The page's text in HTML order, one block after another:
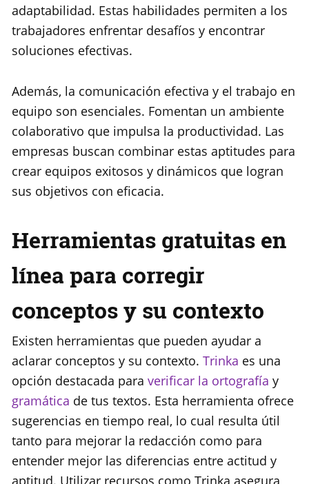
adaptabilidad. Estas habilidades permiten a los
trabajadores enfrentar desafíos y encontrar
soluciones efectivas.
Además, la comunicación efectiva y el trabajo en
equipo son esenciales. Fomentan un ambiente
colaborativo que impulsa la productividad. Las
empresas buscan combinar estas aptitudes para
crear equipos exitosos y dinámicos que logran
sus objetivos con eficacia.
Herramientas gratuitas en
línea para corregir
conceptos y su contexto
Existen herramientas que pueden ayudar a
aclarar conceptos y su contexto. Trinka es una
opción destacada para verificar la ortografía y
gramática de tus textos. Esta herramienta ofrece
sugerencias en tiempo real, lo cual resulta útil
tanto para mejorar la redacción como para
entender mejor las diferencias entre actitud y
aptitud. Utilizar recursos como Trinka asegura